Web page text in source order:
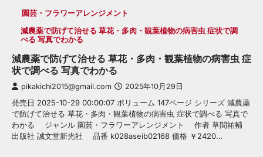
園芸・フラワーアレンジメント
減農薬で防げて治せる 草花・多肉・観葉植物の病害虫 症状で調
べる 写真でわかる
減農薬で防げて治せる 草花・多肉・観葉植物の病害虫 症
状で調べる 写真でわかる
pikakichi2015@gmail.com 2025年10月29日
発売日 2025-10-29 00:00:07 ボリューム 147ページ シリーズ 減農薬
で防げて治せる 草花・多肉・観葉植物の病害虫 症状で調べる 写真で
わかる ジャンル 園芸・フラワーアレンジメント 作者 草間祐輔
出版社 誠文堂新光社 品番 k028aseib02168 価格 ￥2420…